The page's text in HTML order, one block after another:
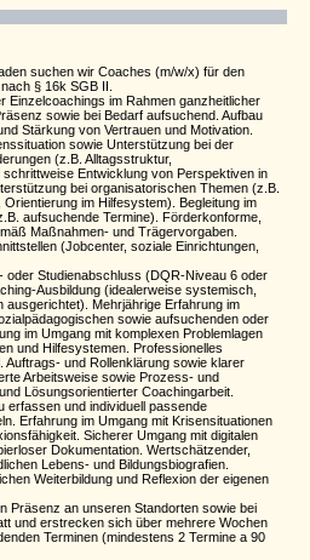
suchen wir Coaches (m/w/x) für den
§ 16k SGB II.
Einzelcoachings im Rahmen ganzheitlicher
sowie bei Bedarf aufsuchend. Aufbau
Stärkung von Vertrauen und Motivation.
sowie Unterstützung bei der
(z.B. Alltagsstruktur,
Entwicklung von Perspektiven in
bei organisatorischen Themen (z.B.
im Hilfesystem). Begleitung im
aufsuchende Termine). Förderkonforme,
Maßnahmen- und Trägervorgaben.
(Jobcenter, soziale Einrichtungen,
oder Studienabschluss (DQR-Niveau 6 oder
Ausbildung (idealerweise systemisch,
Mehrjährige Erfahrung im
sowie aufsuchenden oder
im Umgang mit komplexen Problemlagen
und Hilfesystemen. Professionelles
Auftrags- und Rollenklärung sowie klarer
Arbeitsweise sowie Prozess- und
Lösungsorientierter Coachingarbeit.
erfassen und individuell passende
Erfahrung im Umgang mit Krisensituationen
Sicherer Umgang mit digitalen
Dokumentation. Wertschätzender,
Lebens- und Bildungsbiografien.
Weiterbildung und Reflexion der eigenen
Präsenz an unseren Standorten sowie bei
und erstrecken sich über mehrere Wochen
Terminen (mindestens 2 Termine a 90